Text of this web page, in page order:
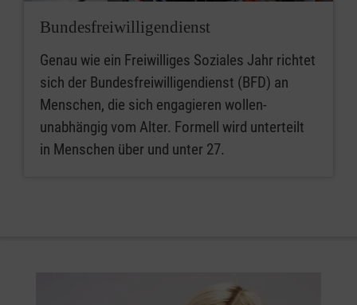
Bundesfreiwilligendienst
Genau wie ein Freiwilliges Soziales Jahr richtet
sich der Bundesfreiwilligendienst (BFD) an
Menschen, die sich engagieren wollen-
unabhängig vom Alter. Formell wird unterteilt
in Menschen über und unter 27.